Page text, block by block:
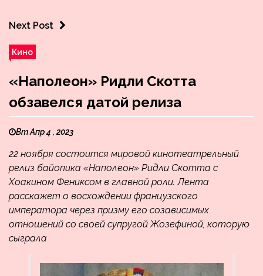
Next Post
Кино
«Наполеон» Ридли Скотта
обзавелся датой релиза
Вт Апр 4 , 2023
22 ноября состоится мировой кинотеатрельный
релиз байопика «Наполеон» Ридли Скотта с
Хоакином Фениксом в главной роли. Лента
расскажет о восхождении французского
императора через призму его созависимых
отношений со своей супругой Жозефиной, которую
сыграла